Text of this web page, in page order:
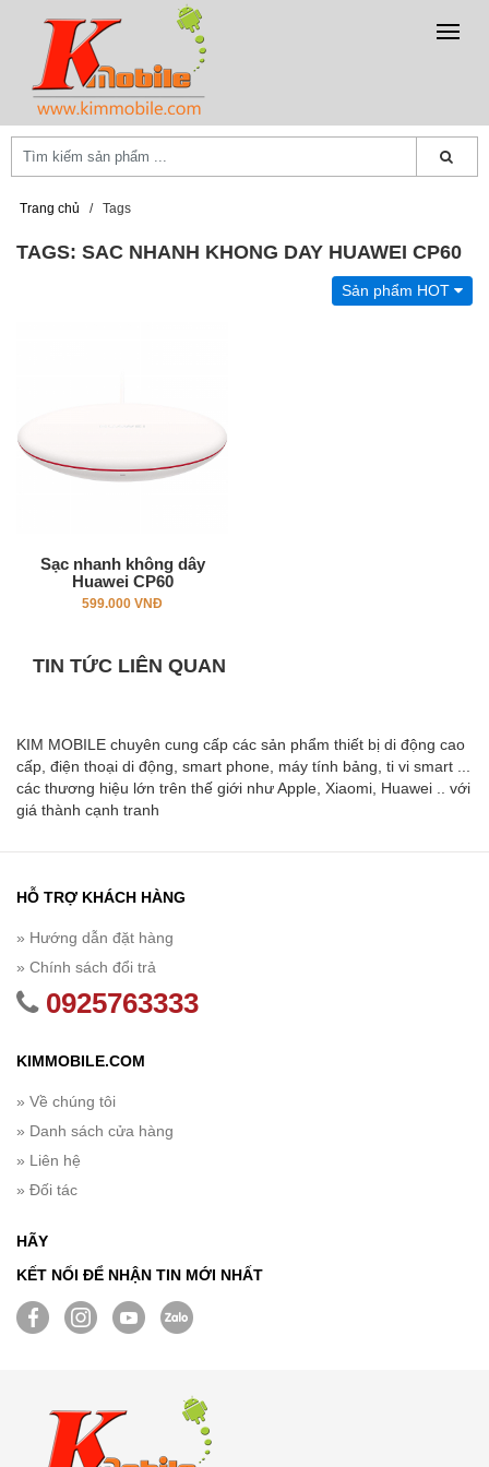
Trang chủ / Tags
TAGS: SAC NHANH KHONG DAY HUAWEI CP60
Sản phẩm HOT
Sạc nhanh không dây
Huawei CP60
599.000 VNĐ
TIN TỨC LIÊN QUAN
KIM MOBILE chuyên cung cấp các sản phẩm thiết bị di động cao
cấp, điện thoại di động, smart phone, máy tính bảng, ti vi smart ...
các thương hiệu lớn trên thế giới như Apple, Xiaomi, Huawei .. với
giá thành cạnh tranh
HỖ TRỢ KHÁCH HÀNG
» Hướng dẫn đặt hàng
» Chính sách đổi trả
0925763333
KIMMOBILE.COM
» Về chúng tôi
» Danh sách cửa hàng
» Liên hệ
» Đối tác
HÃY
KẾT NỐI ĐỂ NHẬN TIN MỚI NHẤT